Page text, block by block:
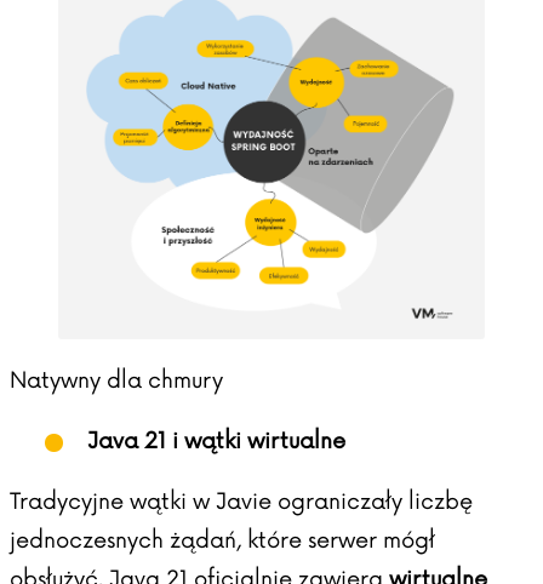
Natywny dla chmury
Java 21 i wątki wirtualne
Tradycyjne wątki w Javie ograniczały liczbę
jednoczesnych żądań, które serwer mógł
obsłużyć. Java 21 oficjalnie zawiera wirtualne